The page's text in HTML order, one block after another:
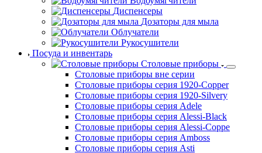
Диспенсеры
Дозаторы для мыла
Облучатели
Рукосушители
Посуда и инвентарь
Столовые приборы
Столовые приборы вне серии
Столовые приборы серия 1920-Copper
Столовые приборы серия 1920-Silvery
Столовые приборы серия Adele
Столовые приборы серия Alessi-Black
Столовые приборы серия Alessi-Coppe
Столовые приборы серия Amboss
Столовые приборы серия Asti